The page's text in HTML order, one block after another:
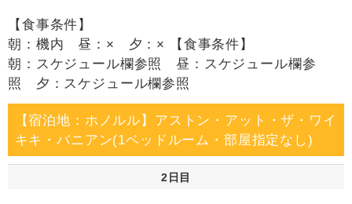
【食事条件】
朝：機内 昼：× 夕：× 【食事条件】
朝：スケジュール欄参照 昼：スケジュール欄参
照 夕：スケジュール欄参照
【宿泊地：ホノルル】アストン・アット・ザ・ワイ
キキ・バニアン(1ベッドルーム・部屋指定なし)
2日目